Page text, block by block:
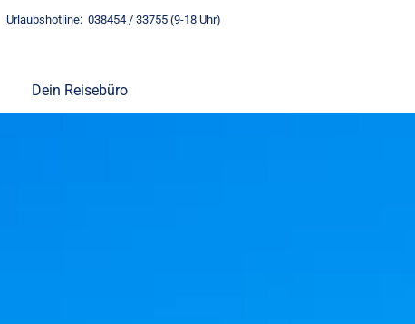
Urlaubshotline: 038454 / 33755 (9-18 Uhr)
Dein Reisebüro